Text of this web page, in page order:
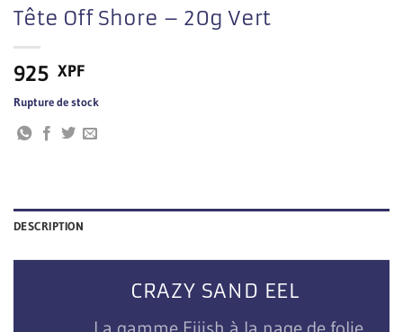
Tête Off Shore – 20g Vert
925 XPF
Rupture de stock
DESCRIPTION
CRAZY SAND EEL